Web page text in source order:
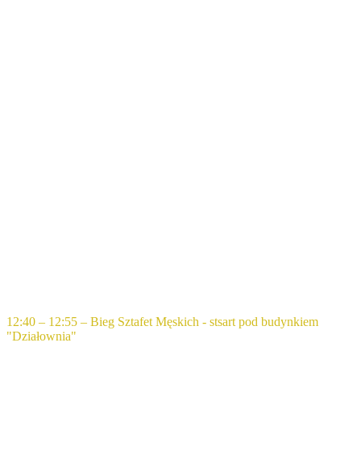
12:40 – 12:55 – Bieg Sztafet Męskich - stsart pod budynkiem
"Działownia"